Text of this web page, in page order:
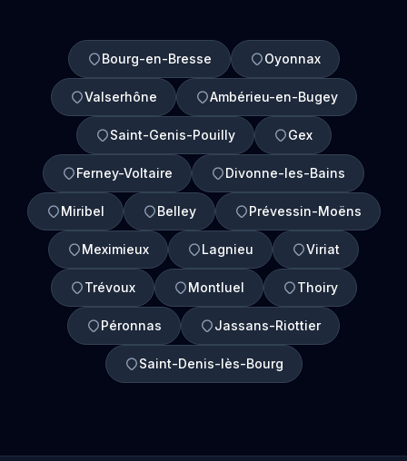
Bourg-en-Bresse Oyonnax
Valserhône Ambérieu-en-Bugey
Saint-Genis-Pouilly Gex
Ferney-Voltaire Divonne-les-Bains
Miribel Belley Prévessin-Moëns
Meximieux Lagnieu Viriat
Trévoux Montluel Thoiry
Péronnas Jassans-Riottier
Saint-Denis-lès-Bourg